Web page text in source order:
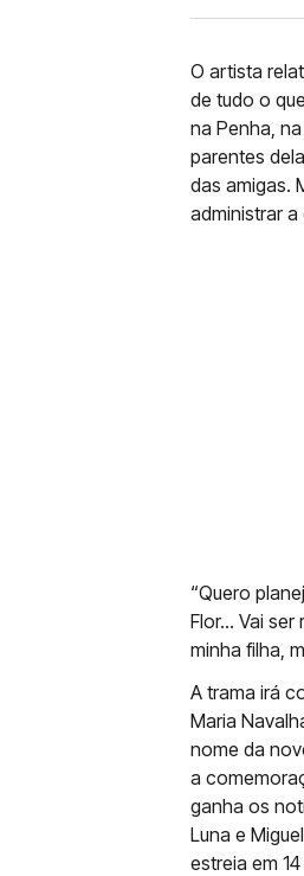
O artista
de tudo o
na Penha,
parentes
das amigas.
administrar
“Quero
Flor… Vai ser
minha filha,
A trama irá
Maria
nome da
a
ganha os
Luna e
estreia em